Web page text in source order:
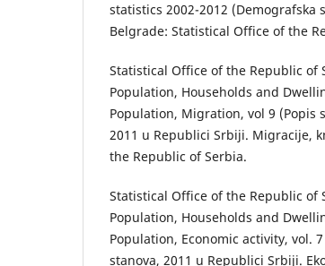
statistics 2002-2012 (Demografska
Belgrade: Statistical Office of the
Statistical Office of the Republic of
Population, Households and
Population, Migration, vol 9 (Popis
2011 u Republici Srbiji. Migracije,
the Republic of Serbia.
Statistical Office of the Republic of
Population, Households and
Population, Economic activity, vol.
stanova, 2011 u Republici Srbiji.